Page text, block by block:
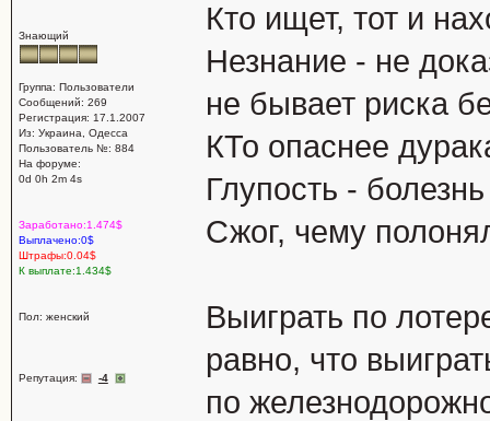
Знающий
Группа: Пользователи
Сообщений: 269
Регистрация: 17.1.2007
Из: Украина, Одесса
Пользователь №: 884
На форуме:
0d 0h 2m 4s
Заработано:1.474$
Выплачено:0$
Штрафы:0.04$
К выплате:1.434$
Пол: женский
Репутация: -4
Кто ищет, тот и
Незнание - не
не бывает риска
КТо опаснее
Глупость -
Сжог, чему
Выиграть по
равно, что
по